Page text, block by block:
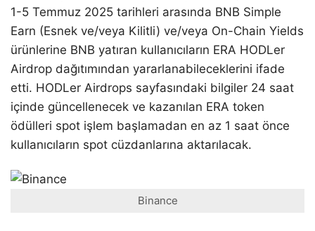
1-5 Temmuz 2025 tarihleri arasında BNB Simple
Earn (Esnek ve/veya Kilitli) ve/veya On-Chain Yields
ürünlerine BNB yatıran kullanıcıların ERA HODLer
Airdrop dağıtımından yararlanabileceklerini ifade
etti. HODLer Airdrops sayfasındaki bilgiler 24 saat
içinde güncellenecek ve kazanılan ERA token
ödülleri spot işlem başlamadan en az 1 saat önce
kullanıcıların spot cüzdanlarına aktarılacak.
Binance